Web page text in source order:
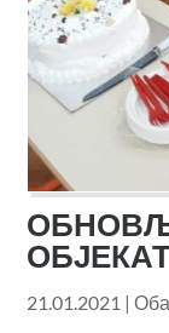
21.01.2021 |